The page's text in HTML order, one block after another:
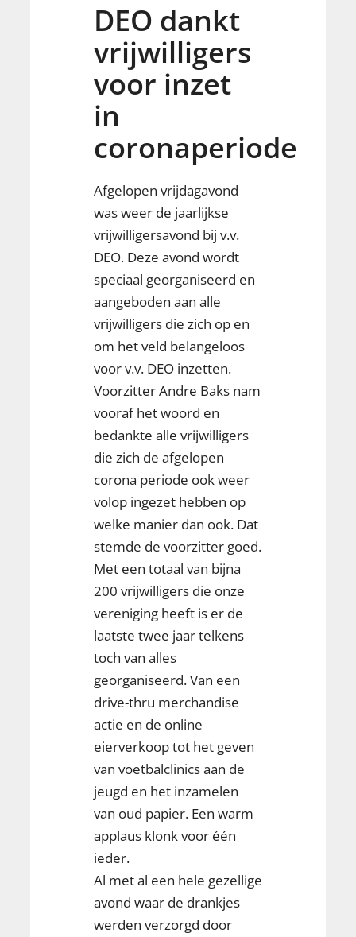
DEO dankt
vrijwilligers
voor inzet
in
coronaperiode
Afgelopen vrijdagavond
was weer de jaarlijkse
vrijwilligersavond bij v.v.
DEO. Deze avond wordt
speciaal georganiseerd en
aangeboden aan alle
vrijwilligers die zich op en
om het veld belangeloos
voor v.v. DEO inzetten.
Voorzitter Andre Baks nam
vooraf het woord en
bedankte alle vrijwilligers
die zich de afgelopen
corona periode ook weer
volop ingezet hebben op
welke manier dan ook. Dat
stemde de voorzitter goed.
Met een totaal van bijna
200 vrijwilligers die onze
vereniging heeft is er de
laatste twee jaar telkens
toch van alles
georganiseerd. Van een
drive-thru merchandise
actie en de online
eierverkoop tot het geven
van voetbalclinics aan de
jeugd en het inzamelen
van oud papier. Een warm
applaus klonk voor één
ieder.
Al met al een hele gezellige
avond waar de drankjes
werden verzorgd door